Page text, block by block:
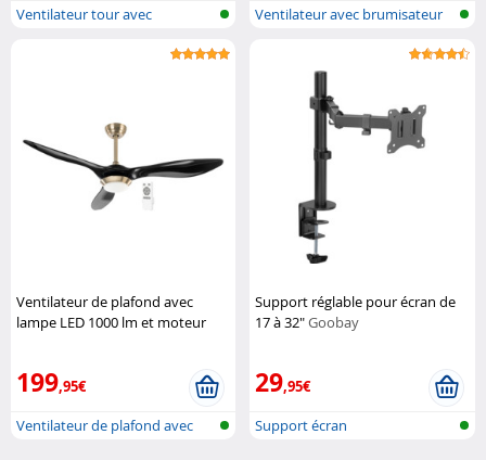
Ventilateur tour avec
Ventilateur avec brumisateur
Ventilateur de plafond avec
lampe LED 1000 lm et moteur
199,95€
Ventilateur de plafond avec
Support réglable pour écran de
17 à 32"Goobay
29,95€
Support écran